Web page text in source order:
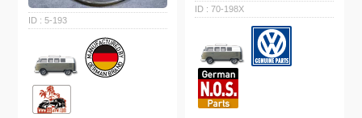
5-193
70-198X